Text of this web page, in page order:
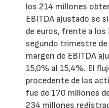
los 214 millones
EBITDA ajustado se
de euros, frente a los
segundo trimestre
margen de EBITDA
15,0% al 15,4%. El
procedente de las
fue de 170 millones
234 millones